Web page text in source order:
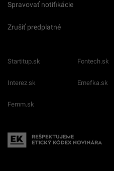
Spravovať notifikácie
Zrušiť predplatné
Startitup.sk Fontech.sk
Interez.sk Emefka.sk
Femm.sk